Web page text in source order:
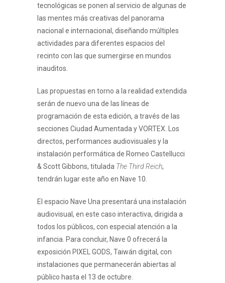
tecnológicas se ponen al servicio de algunas de
las mentes más creativas del panorama
nacional e internacional, diseñando múltiples
actividades para diferentes espacios del
recinto con las que sumergirse en mundos
inauditos.
Las propuestas en torno a la realidad extendida
serán de nuevo una de las líneas de
programación de esta edición, a través de las
secciones Ciudad Aumentada y VORTEX. Los
directos, performances audiovisuales y la
instalación performática de Romeo Castellucci
& Scott Gibbons, titulada The Third Reich,
tendrán lugar este año en Nave 10.
El espacio Nave Una presentará una instalación
audiovisual, en este caso interactiva, dirigida a
todos los públicos, con especial atención a la
infancia. Para concluir, Nave 0 ofrecerá la
exposición PIXEL GODS, Taiwán digital, con
instalaciones que permanecerán abiertas al
público hasta el 13 de octubre.